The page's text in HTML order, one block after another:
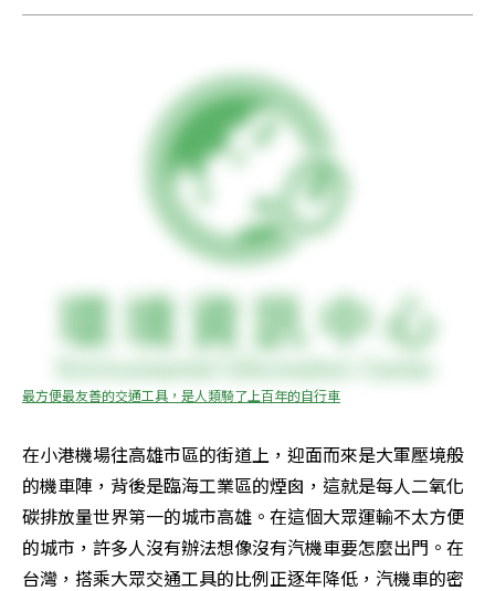
最方便最友善的交通工具，是人類騎了上百年的自行車
在小港機場往高雄市區的街道上，迎面而來是大軍壓境般
的機車陣，背後是臨海工業區的煙囪，這就是每人二氧化
碳排放量世界第一的城市――高雄。在這個大眾運輸不太方便
的城市，許多人沒有辦法想像沒有汽機車要怎麼出門。在
台灣，搭乘大眾交通工具的比例正逐年降低，汽機車的密